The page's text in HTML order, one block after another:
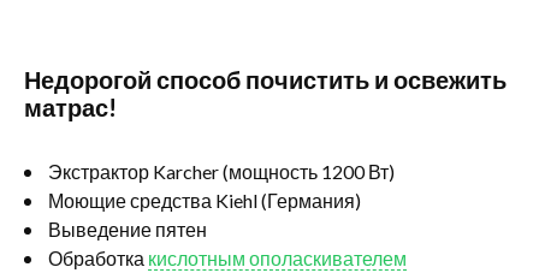
Недорогой способ почистить и освежить
матрас!
Экстрактор Karcher (мощность 1200 Вт)
Моющие средства Kiehl (Германия)
Выведение пятен
Обработка кислотным ополаскивателем